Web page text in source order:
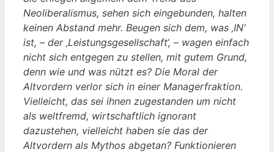
Neoliberalismus, sehen sich eingebunden, halten
keinen Abstand mehr. Beugen sich dem, was ‚IN‘
ist, – der ‚Leistungsgesellschaft‘, – wagen einfach
nicht sich entgegen zu stellen, mit gutem Grund,
denn wie und was nützt es? Die Moral der
Altvordern verlor sich in einer Managerfraktion.
Vielleicht, das sei ihnen zugestanden um nicht
als weltfremd, wirtschaftlich ignorant
dazustehen, vielleicht haben sie das der
Altvordern als Mythos abgetan? Funktionieren